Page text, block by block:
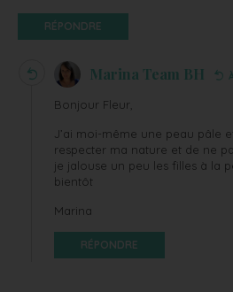
RÉPONDRE
Marina Team BH
Bonjour Fleur,
J’ai moi-même une peau pâle
respecter ma nature et de ne
je jalouse un peu les filles à la
bientôt
Marina
RÉPONDRE